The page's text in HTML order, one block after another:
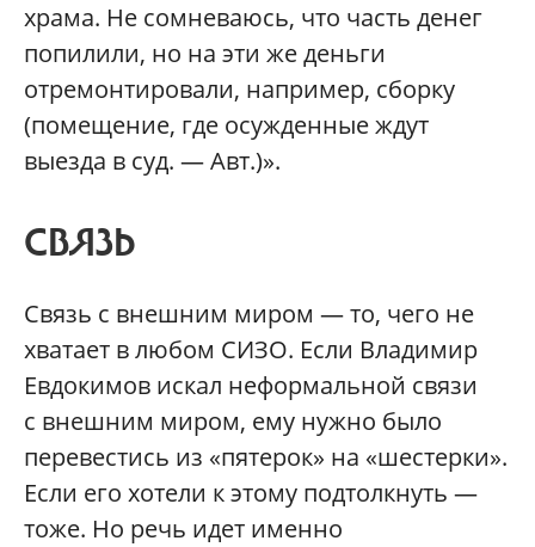
храма. Не сомневаюсь, что часть денег
попилили, но на эти же деньги
отремонтировали, например, сборку
(помещение, где осужденные ждут
выезда в суд. — Авт.)».
СВЯЗЬ
Связь с внешним миром — то, чего не
хватает в любом СИЗО. Если Владимир
Евдокимов искал неформальной связи
с внешним миром, ему нужно было
перевестись из «пятерок» на «шестерки».
Если его хотели к этому подтолкнуть —
тоже. Но речь идет именно